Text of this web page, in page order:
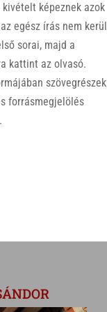
képeznek azok
egész írás nem kerül
sorai, majd a
kattint az olvasó.
szövegrészek
forrásmegjelölés